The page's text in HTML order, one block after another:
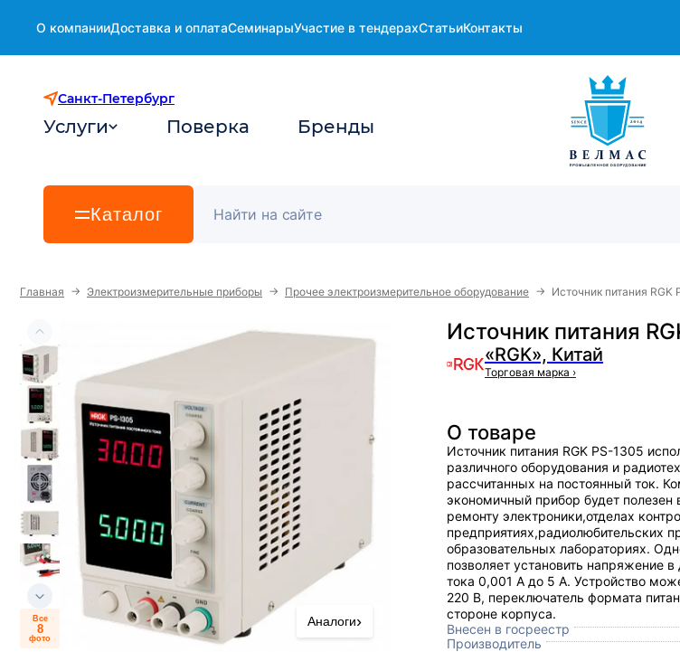
О компанииДоставка и оплатаСеминарыУчастие в тендерахСтатьиКонтакты
Санкт-Петербург
Услуги Поверка Бренды
Каталог
Главная → Электроизмерительные приборы → Прочее электроизмерительное оборудование → Источник питания RGK
Источник питания
«RGK», Китай
Торговая марка ›
Все
8
фото
Аналоги›
О товаре
Источник питания RGK PS-1305
различного оборудования и
рассчитанных на постоянный ток.
экономичный прибор будет полезен
ремонту электроники,отделах
предприятиях,радиолюбительских
образовательных лабораториях.
позволяет установить напряжение
тока 0,001 А до 5 А. Устройство
220 В, переключатель формата
стороне корпуса.
Внесен в госреестр
Производитель